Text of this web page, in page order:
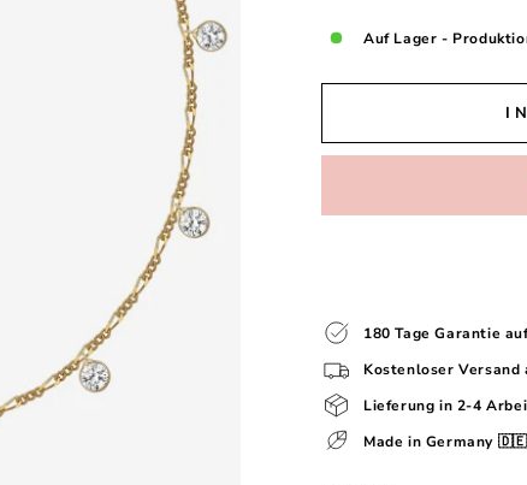
Auf Lager -
180 Tage Garantie
Kostenloser Versand
Lieferung in 2-4
Made in Germany 🇩🇪